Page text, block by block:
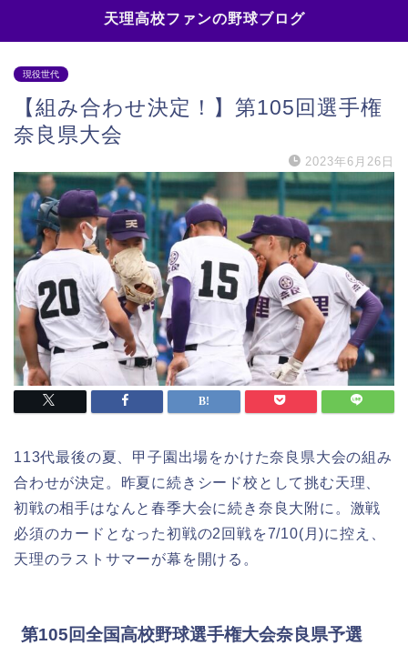
天理高校ファンの野球ブログ
現役世代
【組み合わせ決定！】第105回選手権
奈良県大会
2023年6月26日
113代最後の夏、甲子園出場をかけた奈良県大会の組み
合わせが決定。昨夏に続きシード校として挑む天理、
初戦の相手はなんと春季大会に続き奈良大附に。激戦
必須のカードとなった初戦の2回戦を7/10(月)に控え、
天理のラストサマーが幕を開ける。
第105回全国高校野球選手権大会奈良県予選